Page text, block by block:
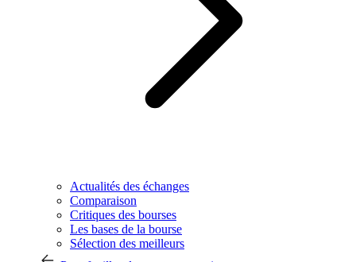
Actualités des échanges
Comparaison
Critiques des bourses
Les bases de la bourse
Sélection des meilleurs